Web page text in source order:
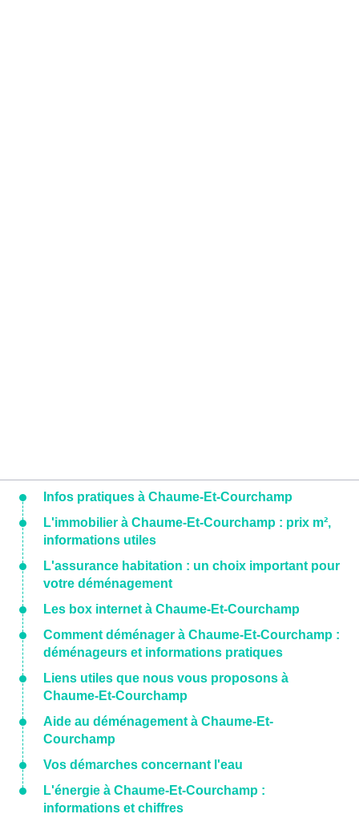
Infos pratiques à Chaume-Et-Courchamp
L'immobilier à Chaume-Et-Courchamp : prix m²,
informations utiles
L'assurance habitation : un choix important pour
votre déménagement
Les box internet à Chaume-Et-Courchamp
Comment déménager à Chaume-Et-Courchamp :
déménageurs et informations pratiques
Liens utiles que nous vous proposons à
Chaume-Et-Courchamp
Aide au déménagement à Chaume-Et-
Courchamp
Vos démarches concernant l'eau
L'énergie à Chaume-Et-Courchamp :
informations et chiffres